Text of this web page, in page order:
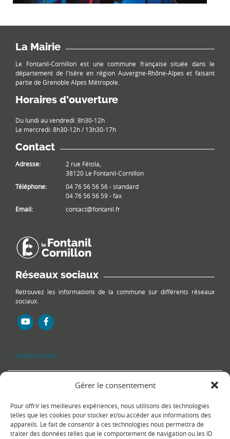
Gérer le consentement
Pour offrir les meilleures expériences, nous utilisons des technologies
telles que les cookies pour stocker et/ou accéder aux informations des
appareils. Le fait de consentir à ces technologies nous permettra de
traiter des données telles que le comportement de navigation ou les ID
La Mairie
Le Fontanil-Cornillon est une commune française située dans le
département de l'Isère en région Auvergne-Rhône-Alpes et faisant
partie de Grenoble Alpes Métropole.
Horaires d’ouverture
Du lundi au vendredi: 8h30-12h
Le mercredi: 8h30-12h / 13h30-17h
Contact
Adresse:
2 rue Fétola,
38120 Le Fontanil-Cornillon
Téléphone:
04 76 56 56 56 - standard
04 76 56 56 59 - fax
Email:
contact@fontanil.fr
Réseaux sociaux
Retrouvez les informations de la commune sur différents réseaux
sociaux.
Le plan du site